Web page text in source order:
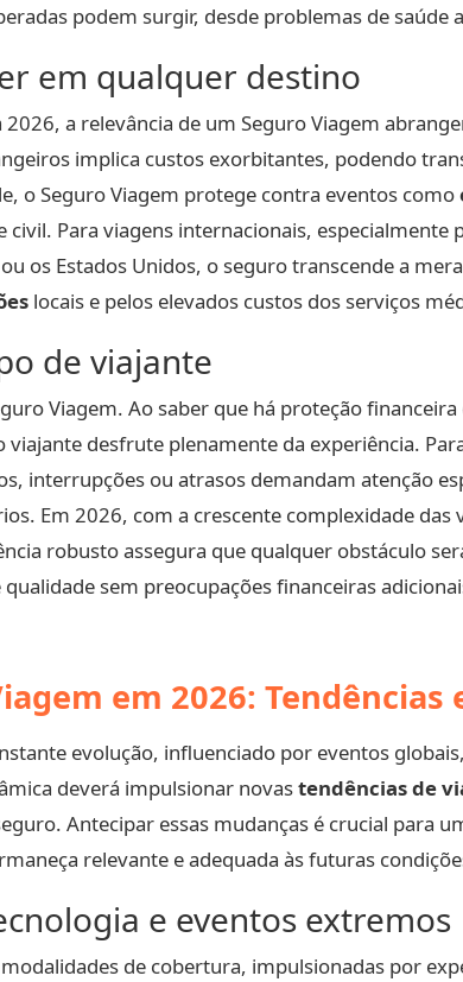
podem surgir, desde problemas de saúde
em qualquer destino
a relevância de um Seguro Viagem
implica custos exorbitantes, podendo
o Seguro Viagem protege contra eventos como
Para viagens internacionais, especialmente
os Estados Unidos, o seguro transcende a
locais e pelos elevados custos dos serviços
de viajante
Viagem. Ao saber que há proteção
desfrute plenamente da experiência.
interrupções ou atrasos demandam atenção
Em 2026, com a crescente complexidade das
robusto assegura que qualquer obstáculo
sem preocupações financeiras
em 2026:
evolução, influenciado por eventos
deverá impulsionar novastendências de
Antecipar essas mudanças é crucial para
relevante e adequada às futuras
e eventos extremos
de cobertura, impulsionadas por